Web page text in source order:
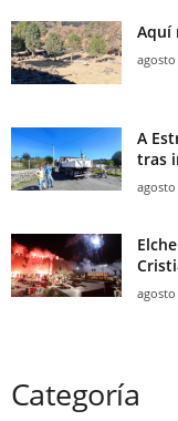
Aquí
agosto
A
tras
agosto
agosto
Categoría